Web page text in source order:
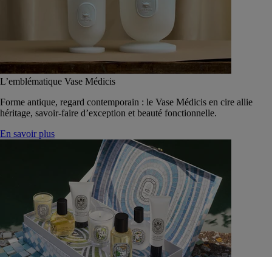
L’emblématique Vase Médicis
Forme antique, regard contemporain : le Vase Médicis en cire allie
héritage, savoir-faire d’exception et beauté fonctionnelle.
En savoir plus